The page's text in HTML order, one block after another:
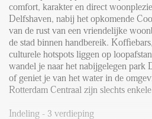
comfort, karakter en direct
Delfshaven, nabij het opkomende
van de rust van een vriendelijke
de stad binnen handbereik.
culturele hotspots liggen op
wandel je naar het nabijgelegen park
of geniet je van het water in de
Rotterdam Centraal zijn slechts
Indeling - 3 verdieping
CONTACT
Den Haag
Hillegersberg
Rotterdam